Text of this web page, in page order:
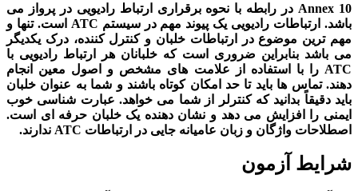
Annex 10 در رابطه با نحوه برقراری ارتباط رادیویی در پرواز می
باشد. ارتباطات رادیویی یک پیوند مهم در سیستم ATC است. تنها و
مهم ترین موضوع در ارتباطات خلبان و کنترل کننده، درک یکدیگر
می باشد بنابراین ضروری است که خلبانان هر ارتباط رادیویی با
ATC را با استفاده از علامت های مشخص و اصول معین انجام
دهند. تماس ها باید تا حد امکان کوتاه باشند و شما به عنوان خلبان
باید دقیقاً بدانید که کنترلر از شما می خواهد. عبارت شناسی خوب
ایمنی را افزایش می دهد و نشان دهنده یک خلبان حرفه ای است.
اصطلاحات واژگان و زبان عامیانه جایی در ارتباطات ATC ندارند.
شرایط آزمون